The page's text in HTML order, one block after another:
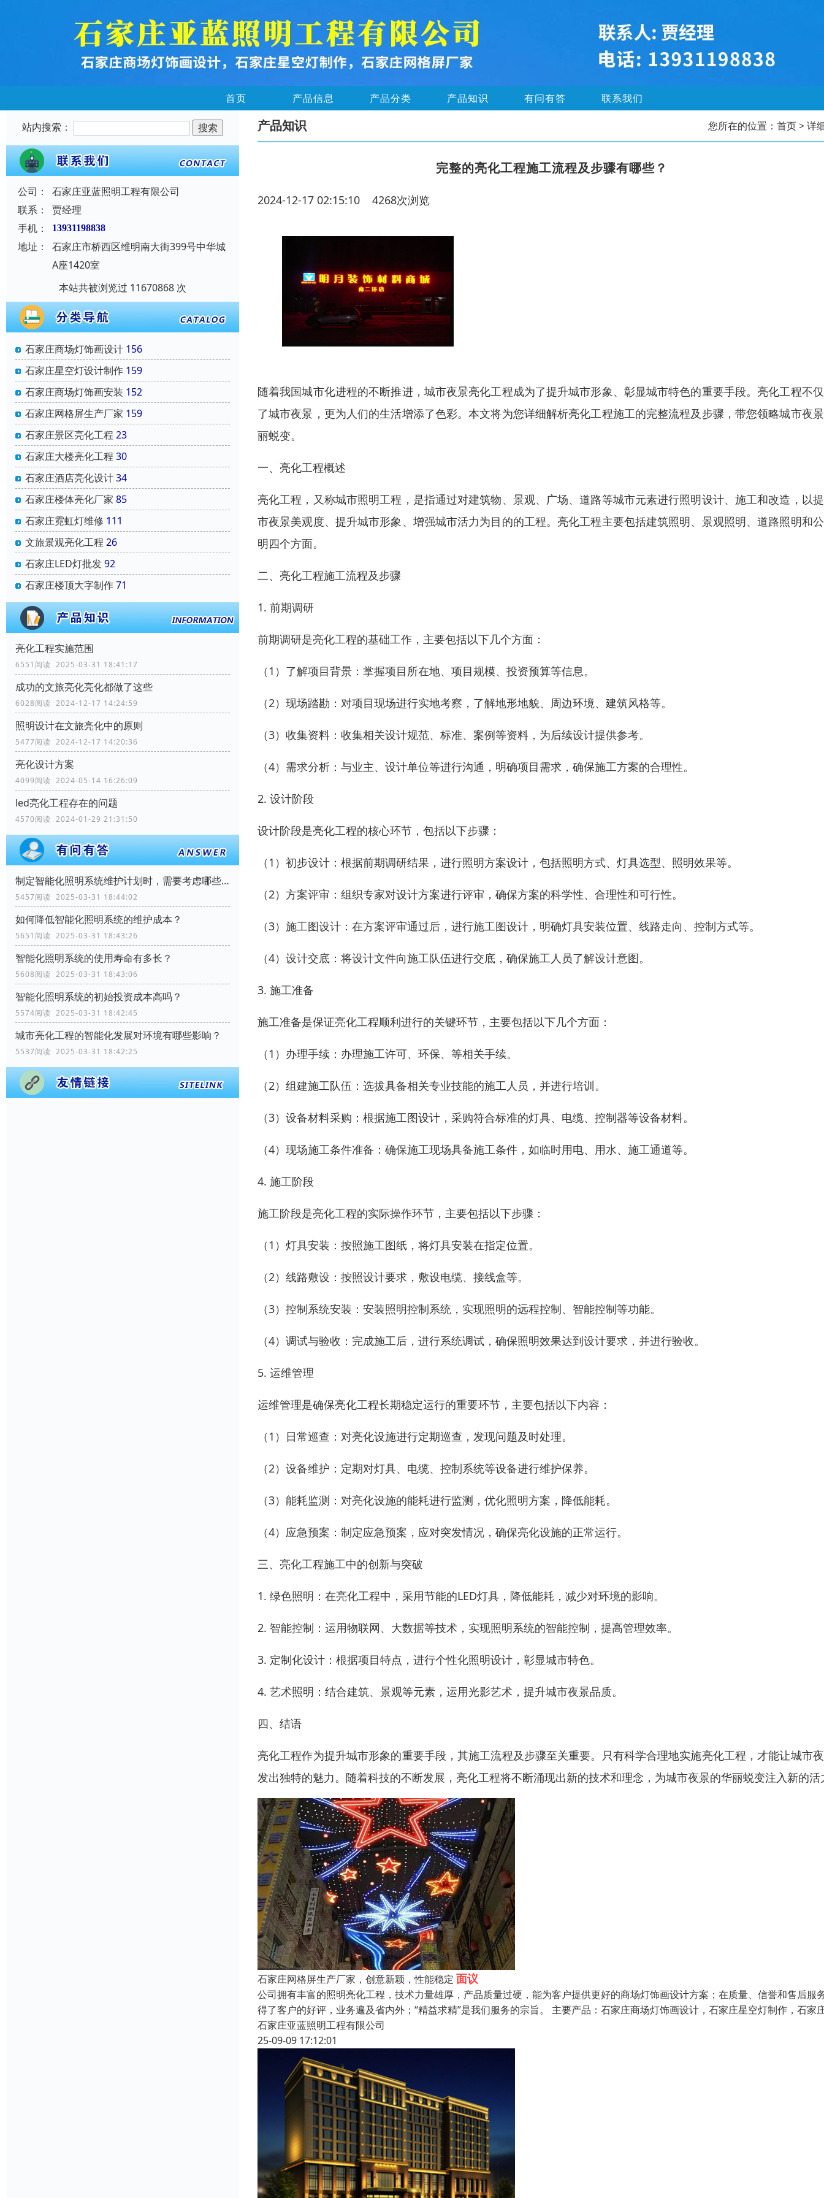
首页 产品信息 产品分类 产品知识 有问有答 联系我们
站内搜索：
公司：
石家庄亚蓝照明工程有限公司
联系：
贾经理
手机：
13931198838
地址：
石家庄市桥西区维明南大街399号中华城
A座1420室
本站共被浏览过 11670868 次
石家庄商场灯饰画设计 156
石家庄星空灯设计制作 159
石家庄商场灯饰画安装 152
石家庄网格屏生产厂家 159
石家庄景区亮化工程 23
石家庄大楼亮化工程 30
石家庄酒店亮化设计34
石家庄楼体亮化厂家 85
石家庄霓虹灯维修 111
文旅景观亮化工程 26
石家庄LED灯批发92
石家庄楼顶大字制作71
亮化工程实施范围
6551阅读 2025-03-31 18:41:17
成功的文旅亮化亮化都做了这些
6028阅读 2024-12-17 14:24:59
照明设计在文旅亮化中的原则
5477阅读 2024-12-17 14:20:36
亮化设计方案
4099阅读 2024-05-14 16:26:09
led亮化工程存在的问题
4570阅读 2024-01-29 21:31:50
制定智能化照明系统维护计划时，需要考虑哪些因素？
5457阅读 2025-03-31 18:44:02
如何降低智能化照明系统的维护成本？
5651阅读 2025-03-31 18:43:26
智能化照明系统的使用寿命有多长？
5608阅读 2025-03-31 18:43:06
智能化照明系统的初始投资成本高吗？
5574阅读 2025-03-31 18:42:45
城市亮化工程的智能化发展对环境有哪些影响？
5537阅读 2025-03-31 18:42:25
产品知识 您所在的位置： 首页> 详
完整的亮化工程施工流程及步骤有哪些？
2024-12-17 02:15:10 4268次浏览
随着我国城市化进程的不断推进，城市夜景亮化工程成为了提升城市形象、彰显城市特色的重要手段。亮化工程不
了城市夜景，更为人们的生活增添了色彩。本文将为您详细解析亮化工程施工的完整流程及步骤，带您领略城市夜
丽蜕变。
一、亮化工程概述
亮化工程，又称城市照明工程，是指通过对建筑物、景观、广场、道路等城市元素进行照明设计、施工和改造，以
市夜景美观度、提升城市形象、增强城市活力为目的的工程。亮化工程主要包括建筑照明、景观照明、道路照明和
明四个方面。
二、亮化工程施工流程及步骤
1. 前期调研
前期调研是亮化工程的基础工作，主要包括以下几个方面：
（1）了解项目背景：掌握项目所在地、项目规模、投资预算等信息。
（2）现场踏勘：对项目现场进行实地考察，了解地形地貌、周边环境、建筑风格等。
（3）收集资料：收集相关设计规范、标准、案例等资料，为后续设计提供参考。
（4）需求分析：与业主、设计单位等进行沟通，明确项目需求，确保施工方案的合理性。
2. 设计阶段
设计阶段是亮化工程的核心环节，包括以下步骤：
（1）初步设计：根据前期调研结果，进行照明方案设计，包括照明方式、灯具选型、照明效果等。
（2）方案评审：组织专家对设计方案进行评审，确保方案的科学性、合理性和可行性。
（3）施工图设计：在方案评审通过后，进行施工图设计，明确灯具安装位置、线路走向、控制方式等。
（4）设计交底：将设计文件向施工队伍进行交底，确保施工人员了解设计意图。
3. 施工准备
施工准备是保证亮化工程顺利进行的关键环节，主要包括以下几个方面：
（1）办理手续：办理施工许可、环保、等相关手续。
（2）组建施工队伍：选拔具备相关专业技能的施工人员，并进行培训。
（3）设备材料采购：根据施工图设计，采购符合标准的灯具、电缆、控制器等设备材料。
（4）现场施工条件准备：确保施工现场具备施工条件，如临时用电、用水、施工通道等。
4. 施工阶段
施工阶段是亮化工程的实际操作环节，主要包括以下步骤：
（1）灯具安装：按照施工图纸，将灯具安装在指定位置。
（2）线路敷设：按照设计要求，敷设电缆、接线盒等。
（3）控制系统安装：安装照明控制系统，实现照明的远程控制、智能控制等功能。
（4）调试与验收：完成施工后，进行系统调试，确保照明效果达到设计要求，并进行验收。
5. 运维管理
运维管理是确保亮化工程长期稳定运行的重要环节，主要包括以下内容：
（1）日常巡查：对亮化设施进行定期巡查，发现问题及时处理。
（2）设备维护：定期对灯具、电缆、控制系统等设备进行维护保养。
（3）能耗监测：对亮化设施的能耗进行监测，优化照明方案，降低能耗。
（4）应急预案：制定应急预案，应对突发情况，确保亮化设施的正常运行。
三、亮化工程施工中的创新与突破
1. 绿色照明：在亮化工程中，采用节能的LED灯具，降低能耗，减少对环境的影响。
2. 智能控制：运用物联网、大数据等技术，实现照明系统的智能控制，提高管理效率。
3. 定制化设计：根据项目特点，进行个性化照明设计，彰显城市特色。
4. 艺术照明：结合建筑、景观等元素，运用光影艺术，提升城市夜景品质。
四、结语
亮化工程作为提升城市形象的重要手段，其施工流程及步骤至关重要。只有科学合理地实施亮化工程，才能让城市
发出独特的魅力。随着科技的不断发展，亮化工程将不断涌现出新的技术和理念，为城市夜景的华丽蜕变注入新的活
石家庄网格屏生产厂家，创意新颖，性能稳定 面议
公司拥有丰富的照明亮化工程，技术力量雄厚，产品质量过硬，能为客户提供更好的商场灯饰画设计方案；在质量、信誉和售后服
得了客户的好评，业务遍及省内外；“精益求精”是我们服务的宗旨。 主要产品：石家庄商场灯饰画设计，石家庄星空灯制作，石家
石家庄亚蓝照明工程有限公司
25-09-09 17:12:01